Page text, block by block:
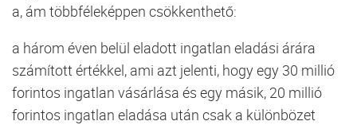
a, ám többféleképpen csökkenthető:
a három éven belül eladott ingatlan eladási árára
számított értékkel, ami azt jelenti, hogy egy 30 millió
forintos ingatlan vásárlása és egy másik, 20 millió
forintos ingatlan eladása után csak a különbözet